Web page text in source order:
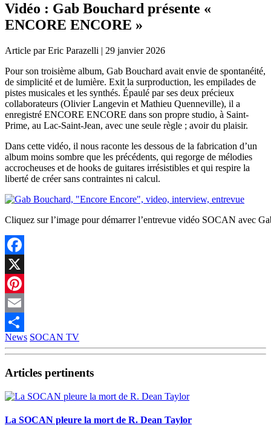
Vidéo : Gab Bouchard présente «
ENCORE ENCORE »
Article par Eric Parazelli | 29 janvier 2026
Pour son troisième album, Gab Bouchard avait envie de spontanéité,
de simplicité et de lumière. Exit la surproduction, les empilades de
pistes musicales et les synthés. Épaulé par ses deux précieux
collaborateurs (Olivier Langevin et Mathieu Quenneville), il a
enregistré ENCORE ENCORE dans son propre studio, à Saint-
Prime, au Lac-Saint-Jean, avec une seule règle ; avoir du plaisir.
Dans cette vidéo, il nous raconte les dessous de la fabrication d’un
album moins sombre que les précédents, qui regorge de mélodies
accrocheuses et de hooks de guitares irrésistibles et qui respire la
liberté de créer sans contraintes ni calcul.
Cliquez sur l’image pour démarrer l’entrevue vidéo SOCAN avec
Facebook
X
Pinterest
Email
Partager
News SOCAN TV
Articles pertinents
La SOCAN pleure la mort de R. Dean Taylor